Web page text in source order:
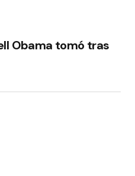
Obama tomó tras